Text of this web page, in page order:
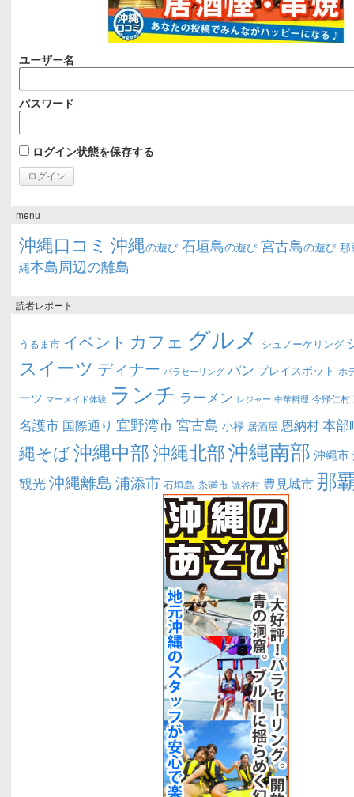
ユーザー名
パスワード
ログイン状態を保存する
menu
沖縄口コミ 沖縄の遊び 石垣島の遊び 宮古島の遊び 那
縄本島周辺の離島
読者レポート
うるま市 イベント カフェ グルメ シュノーケリング
スイーツ ディナー パラセーリング パン プレイスポット ホ
ーツ マーメイド体験 ランチ ラーメン レジャー 中華料理 今帰仁村
名護市 国際通り 宜野湾市宮古島 小禄 居酒屋 恩納村本部
縄そば沖縄中部沖縄北部沖縄南部 沖縄市
観光沖縄離島 浦添市 石垣島 糸満市 読谷村 豊見城市 那